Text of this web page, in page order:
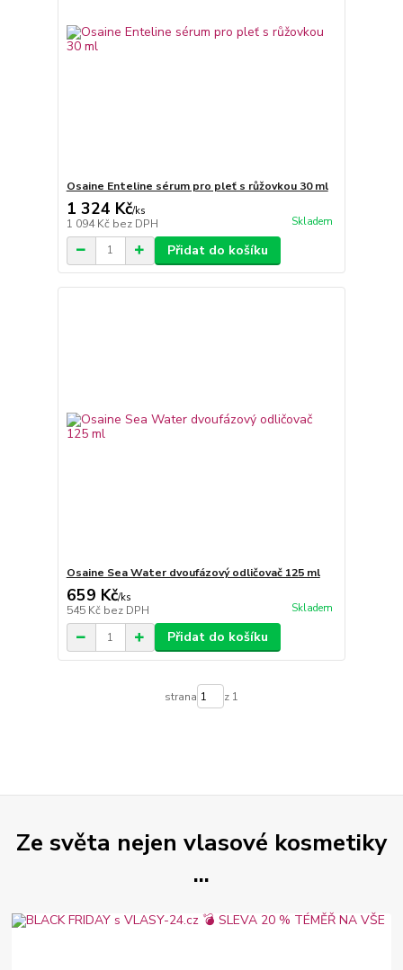
Osaine Enteline sérum pro pleť s růžovkou 30 ml
1 324 Kč/ks
1 094 Kč bez DPH Skladem
Přidat do košíku
Osaine Sea Water dvoufázový odličovač 125 ml
659 Kč/ks
545 Kč bez DPH Skladem
Přidat do košíku
strana z 1
Ze světa nejen vlasové kosmetiky
...